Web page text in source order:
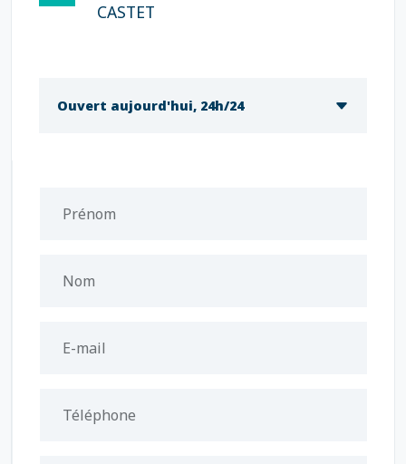
CASTET
Ouvert aujourd'hui, 24h/24
Prénom
Nom
E-mail
Téléphone